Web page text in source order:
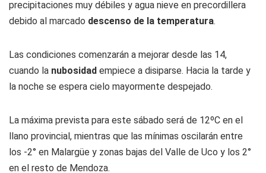
precipitaciones muy débiles y agua nieve en precordillera
debido al marcado descenso de la temperatura.
Las condiciones comenzarán a mejorar desde las 14,
cuando la nubosidad empiece a disiparse. Hacia la tarde y
la noche se espera cielo mayormente despejado.
La máxima prevista para este sábado será de 12ºC en el
llano provincial, mientras que las mínimas oscilarán entre
los -2° en Malargüe y zonas bajas del Valle de Uco y los 2°
en el resto de Mendoza.